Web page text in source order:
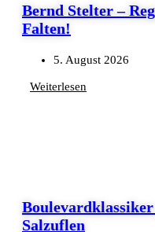
Bernd Stelter –
Falten!
5. August 2026
Weiterlesen
Salzuflen